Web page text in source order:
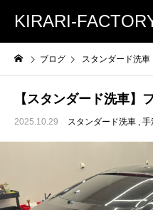
KIRARI-
ブログ スタンダード洗車
【スタンダード洗車】
2025.10.29 スタンダード洗車 手